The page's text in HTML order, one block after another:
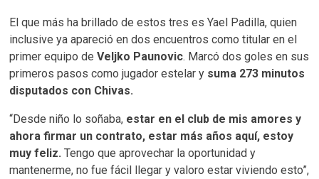
El que más ha brillado de estos tres es Yael Padilla, quien
inclusive ya apareció en dos encuentros como titular en el
primer equipo deVeljko Paunovic. Marcó dos goles en sus
primeros pasos como jugador estelar y suma 273 minutos
disputados con Chivas.
“Desde niño lo soñaba, estar en el club de mis amores y
ahora firmar un contrato, estar más años aquí, estoy
muy feliz. Tengo que aprovechar la oportunidad y
mantenerme, no fue fácil llegar y valoro estar viviendo esto”,